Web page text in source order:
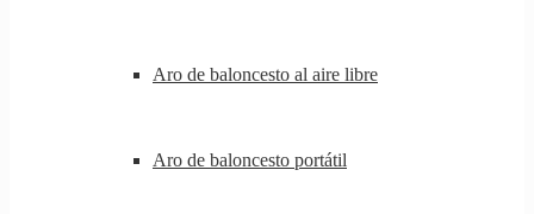
Aro de baloncesto al aire libre
Aro de baloncesto portátil